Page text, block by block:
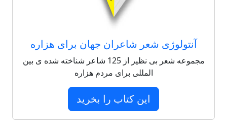
آنتولوژی شعر شاعران جهان برای هزاره
مجموعه شعر بی نظیر از 125 شاعر شناخته شده ی بین
المللی برای مردم هزاره
این کتاب را بخرید